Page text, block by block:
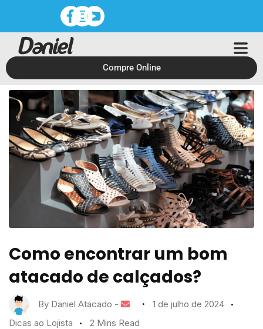
Compre Online
Como encontrar um bom
atacado de calçados?
By Daniel Atacado -
1 de julho de 2024
Dicas ao Lojista
2 Mins Read